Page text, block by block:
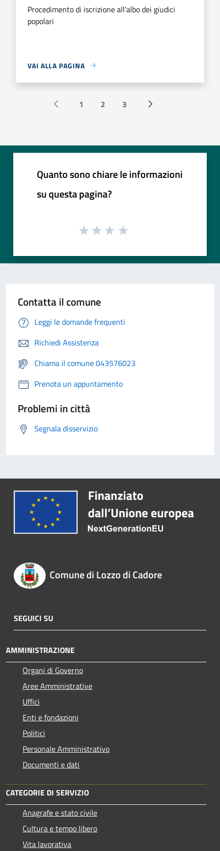
Procedimento di iscrizione all'albo dei giudici
popolari
VAI ALLA PAGINA
Pagina precedente
1 2 3 Successiva »
Quanto sono chiare le informazioni
su questa pagina?
Contatta il comune
Leggi le domande frequenti
Richiedi Assistenza
Chiama il comune 043576023
Prenota un appuntamento
Problemi in città
Segnala disservizio
Comune di Lozzo di Cadore
SEGUICI SU
AMMINISTRAZIONE
Organi di Governo
Aree Amministrative
Uffici
Enti e fondazioni
Politici
Personale Amministrativo
Documenti e dati
CATEGORIE DI SERVIZIO
Anagrafe e stato civile
Cultura e tempo libero
Vita lavorativa